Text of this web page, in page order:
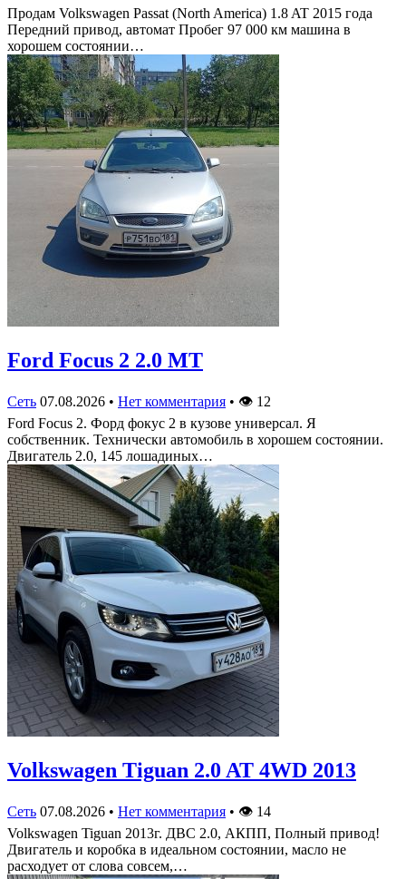
Продам Volkswagen Passat (North America) 1.8 AT 2015 года
Передний привод, автомат Пробег 97 000 км машина в
хорошем состоянии…
Ford Focus 2 2.0 MT
Сеть 07.08.2026 • Нет комментария • 👁 12
Ford Focus 2. Форд фокус 2 в кузове универсал. Я
собственник. Технически автомобиль в хорошем состоянии.
Двигатель 2.0, 145 лошадиных…
Volkswagen Tiguan 2.0 AT 4WD 2013
Сеть 07.08.2026 • Нет комментария • 👁 14
Volkswagen Tiguan 2013г. ДВС 2.0, АКПП, Полный привод!
Двигатель и коробка в идеальном состоянии, масло не
расходует от слова совсем,…